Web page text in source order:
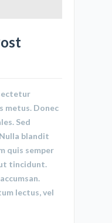
metus. Donec
Sed
blandit
quis semper
tincidunt.
lectus, vel